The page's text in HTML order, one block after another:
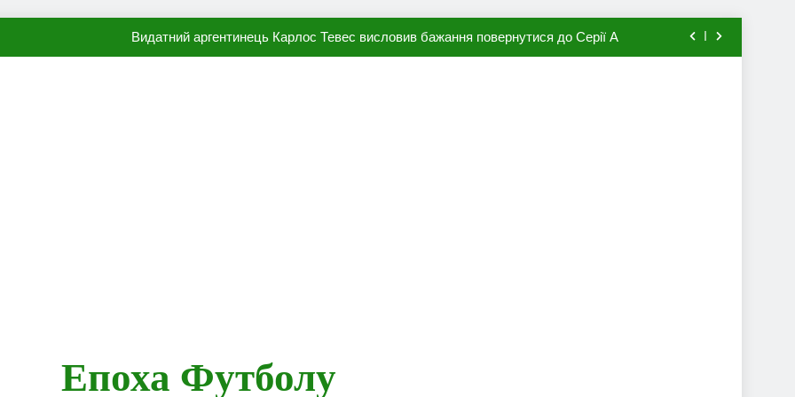
Видатний аргентинець Карлос Тевес висловив бажання повернутися до Серії А
Епоха Футболу